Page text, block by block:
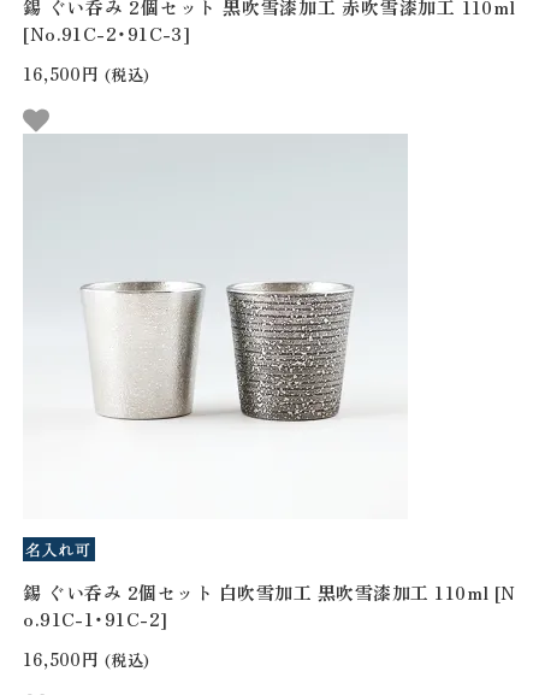
錫 ぐい呑み 2個セット 黒吹雪漆加工 赤吹雪漆加工 110ml
[No.91C-2・91C-3]
16,500円 (税込)
錫 ぐい呑み 2個セット 白吹雪加工 黒吹雪漆加工 110ml [N
o.91C-1・91C-2]
16,500円 (税込)